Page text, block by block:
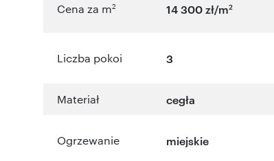
Cena za m2 14 300 zł/m2
Liczba pokoi 3
Materiał cegła
Ogrzewanie miejskie